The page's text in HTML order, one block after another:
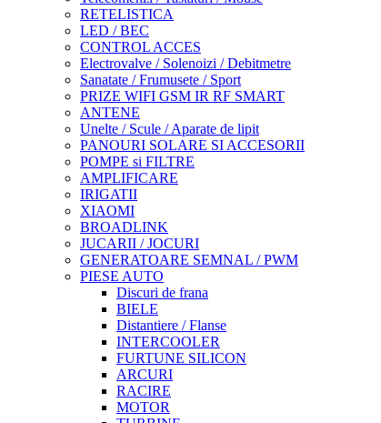
RETELISTICA
LED / BEC
CONTROL ACCES
Electrovalve / Solenoizi / Debitmetre
Sanatate / Frumusete / Sport
PRIZE WIFI GSM IR RF SMART
ANTENE
Unelte / Scule / Aparate de lipit
PANOURI SOLARE SI ACCESORII
POMPE si FILTRE
AMPLIFICARE
IRIGATII
XIAOMI
BROADLINK
JUCARII / JOCURI
GENERATOARE SEMNAL / PWM
PIESE AUTO
Discuri de frana
BIELE
Distantiere / Flanse
INTERCOOLER
FURTUNE SILICON
ARCURI
RACIRE
MOTOR